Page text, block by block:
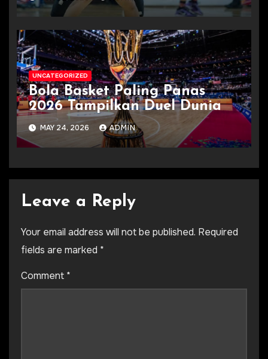
UNCATEGORIZED
Bola Basket Paling Panas
2026 Tampilkan Duel Dunia
MAY 24, 2026 ADMIN
Leave a Reply
Your email address will not be published. Required
fields are marked *
Comment *